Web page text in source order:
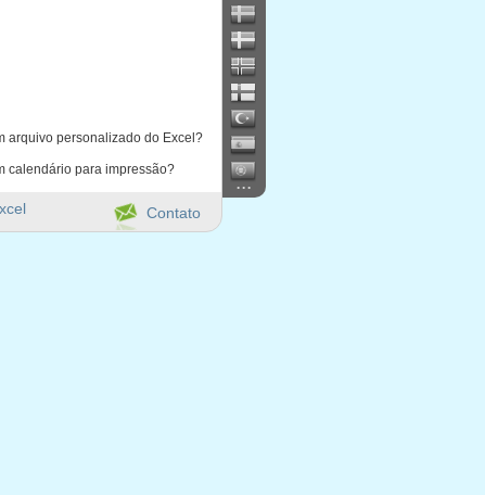
arquivo personalizado do Excel?
calendário para impressão?
...
Contato